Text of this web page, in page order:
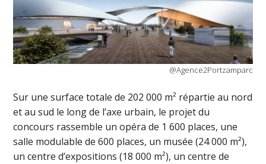
@Agence2Portzamparc
Sur une surface totale de 202 000 m² répartie au nord
et au sud le long de l’axe urbain, le projet du
concours rassemble un opéra de 1 600 places, une
salle modulable de 600 places, un musée (24 000 m²),
un centre d’expositions (18 000 m²), un centre de